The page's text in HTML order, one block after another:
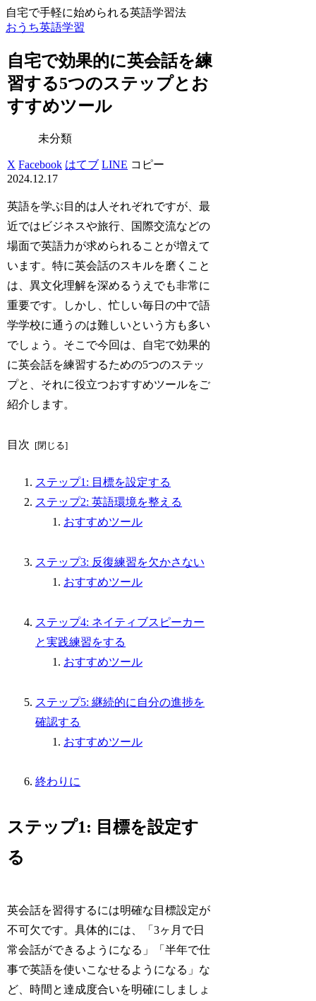
自宅で手軽に始められる英語学習法
おうち英語学習
自宅で効果的に英会話を練
習する5つのステップとお
すすめツール
未分類
X Facebook はてブ LINE コピー
2024.12.17
英語を学ぶ目的は人それぞれですが、最
近ではビジネスや旅行、国際交流などの
場面で英語力が求められることが増えて
います。特に英会話のスキルを磨くこと
は、異文化理解を深めるうえでも非常に
重要です。しかし、忙しい毎日の中で語
学学校に通うのは難しいという方も多い
でしょう。そこで今回は、自宅で効果的
に英会話を練習するための5つのステッ
プと、それに役立つおすすめツールをご
紹介します。
目次
ステップ1: 目標を設定する
ステップ2: 英語環境を整える
おすすめツール
ステップ3: 反復練習を欠かさない
おすすめツール
ステップ4: ネイティブスピーカー
と実践練習をする
おすすめツール
ステップ5: 継続的に自分の進捗を
確認する
おすすめツール
終わりに
ステップ1: 目標を設定す
る
英会話を習得するには明確な目標設定が
不可欠です。具体的には、「3ヶ月で日
常会話ができるようになる」「半年で仕
事で英語を使いこなせるようになる」な
ど、時間と達成度合いを明確にしましょ